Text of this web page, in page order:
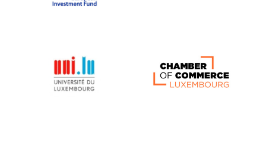
Lars Heikensten
Lucas Papademos
Máire Geoghegan-Quinn